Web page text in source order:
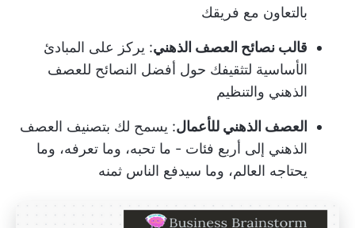
بالتعاون مع فريقك
قالب نصائح العصف الذهني: يركز على المبادئ
الأساسية لتثقيفك حول أفضل النصائح للعصف
الذهني والتنظيم
العصف الذهني للأعمال: يسمح لك بتصنيف العصف
الذهني إلى أربع فئات - ما تحبه، وما تعرفه، وما
يحتاجه العالم، وما سيدفع الناس ثمنه